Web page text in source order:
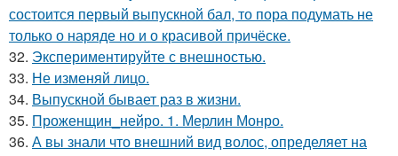
состоится первый выпускной бал, то пора подумать не
только о наряде но и о красивой причёске.
32. Экспериментируйте с внешностью.
33. Не изменяй лицо.
34. Выпускной бывает раз в жизни.
35. Проженщин_нейро. 1. Мерлин Монро.
36. А вы знали что внешний вид волос, определяет на